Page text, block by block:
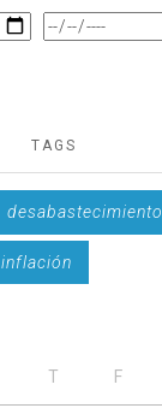
TAGS
desabastecimiento
inflación
T F